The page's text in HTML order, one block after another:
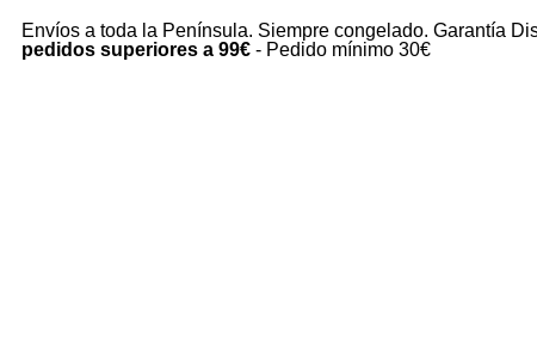
Envíos a toda la Península. Siempre congelado. Garantía
pedidos superiores a 99€ - Pedido mínimo 30€